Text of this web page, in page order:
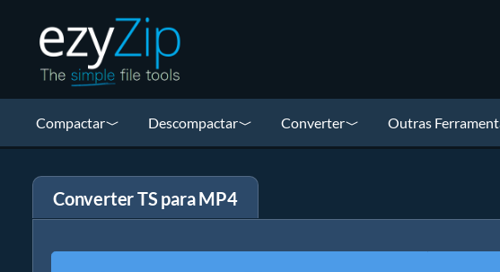
Compactar Descompactar Converter Outras
Converter TS para MP4